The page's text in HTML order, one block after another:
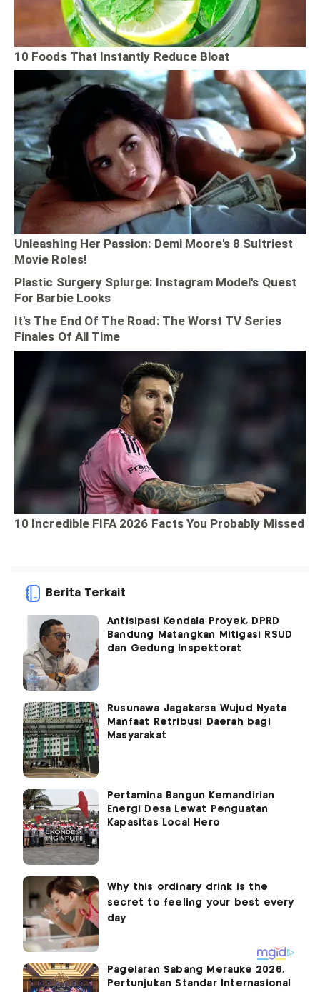
Berita Terkait
Antisipasi Kendala Proyek, DPRD
Bandung Matangkan Mitigasi RSUD
dan Gedung Inspektorat
Rusunawa Jagakarsa Wujud Nyata
Manfaat Retribusi Daerah bagi
Masyarakat
Pertamina Bangun Kemandirian
Energi Desa Lewat Penguatan
Kapasitas Local Hero
Pagelaran Sabang Merauke 2026,
Pertunjukan Standar Internasional